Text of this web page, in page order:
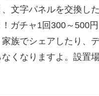
文字パネルを交換し
ガチャ1回300～500
族でシェアしたり
くなりますよ。設置